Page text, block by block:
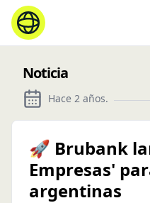
Noticia
Hace 2 años.
🚀 Brubank
Empresas'
argentinas